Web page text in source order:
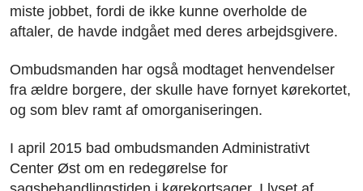
miste jobbet, fordi de ikke kunne overholde de
aftaler, de havde indgået med deres arbejdsgivere.
Ombudsmanden har også modtaget henvendelser
fra ældre borgere, der skulle have fornyet kørekortet,
og som blev ramt af omorganiseringen.
I april 2015 bad ombudsmanden Administrativt
Center Øst om en redegørelse for